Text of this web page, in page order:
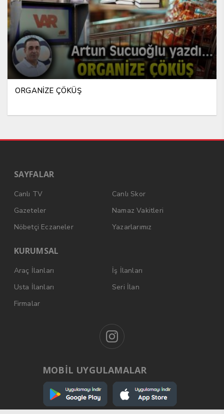
ORGANİZE ÇÖKÜŞ
SAYFALAR
Canlı TV
Canlı Skor
Gazeteler
Namaz Vakitleri
Nöbetçi Eczaneler
Yazarlarımız
KURUMSAL
Araç İlanları
İş İlanları
Usta İlanları
Seri İlan
Firmalar
MOBİL UYGULAMALAR